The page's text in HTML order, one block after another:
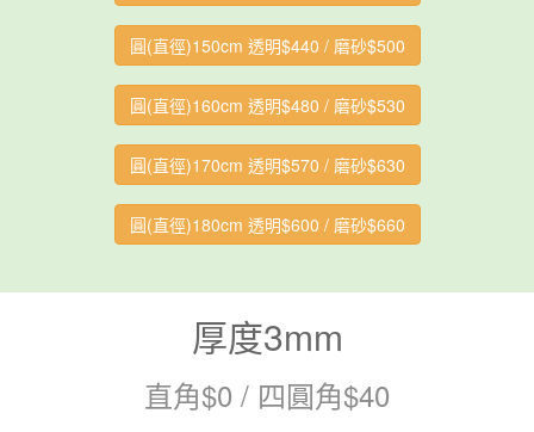
圓(直徑)150cm 透明$440 / 磨砂$500
圓(直徑)160cm 透明$480 / 磨砂$530
圓(直徑)170cm 透明$570 / 磨砂$630
圓(直徑)180cm 透明$600 / 磨砂$660
厚度3mm
直角$0 / 四圓角$40